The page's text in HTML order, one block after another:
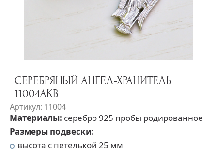
СЕРЕБРЯНЫЙ АНГЕЛ-ХРАНИТЕЛЬ
11004АКВ
Артикул: 11004
Материалы: серебро 925 пробы родированное
Размеры подвески:
высота с петелькой 25 мм